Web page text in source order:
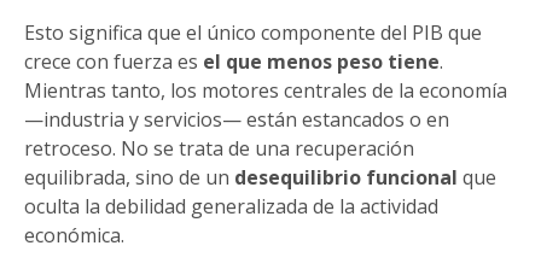
Esto significa que el único componente del PIB que
crece con fuerza es el que menos peso tiene.
Mientras tanto, los motores centrales de la economía
—industria y servicios— están estancados o en
retroceso. No se trata de una recuperación
equilibrada, sino de un desequilibrio funcional que
oculta la debilidad generalizada de la actividad
económica.